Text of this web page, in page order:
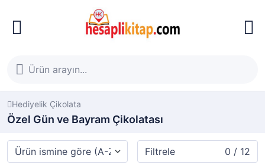
Hediyelik Çikolata
Özel Gün ve Bayram Çikolatası
Filtrele 0 / 12